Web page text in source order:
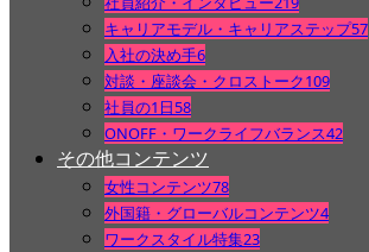
キャリアモデル・キャリアステップ57
入社の決め手6
対談・座談会・クロストーク109
社員の1日58
ONOFF・ワークライフバランス42
その他コンテンツ
女性コンテンツ78
外国籍・グローバルコンテンツ4
ワークスタイル特集23